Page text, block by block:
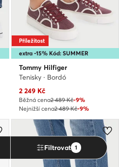
extra -15% Kód: SUMMER
Příležitost
Tommy Hilfiger
Tenisky · Bordó
Aktuální cena
2 249 Kč
Běžná cena2 489 Kč-9%
Nejnižší cena2 489 Kč-9%
Filtrovat 1